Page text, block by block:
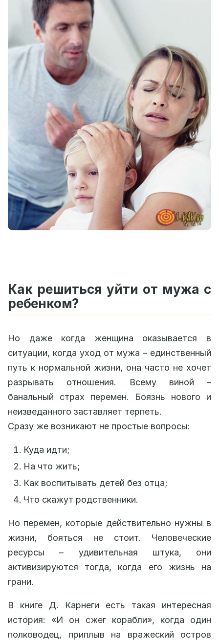
Как решиться уйти от мужа с
ребенком?
Но даже когда женщина оказывается в
ситуации, когда уход от мужа – единственный
путь к нормальной жизни, она часто не хочет
разрывать отношения. Всему виной –
банальный страх перемен. Боязнь нового и
неизведанного заставляет терпеть.
Сразу же возникают не простые вопросы:
Куда идти;
На что жить;
Как воспитывать детей без отца;
Что скажут родственники.
Но перемен, которые действительно нужны в
жизни, бояться не стоит. Человеческие
ресурсы – удивительная штука, они
активизируются тогда, когда его жизнь на
грани.
В книге Д. Карнеги есть такая интересная
история: «И он сжег корабли», когда один
полководец, приплыв на вражеский остров